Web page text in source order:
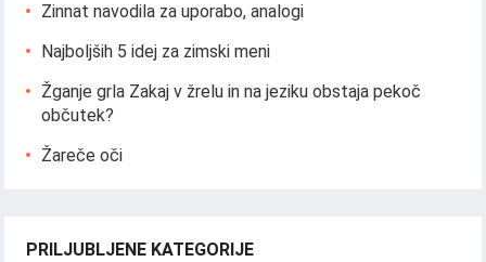
Zinnat navodila za uporabo, analogi
Najboljših 5 idej za zimski meni
Žganje grla Zakaj v žrelu in na jeziku obstaja pekoč
občutek?
Žareče oči
PRILJUBLJENE KATEGORIJE